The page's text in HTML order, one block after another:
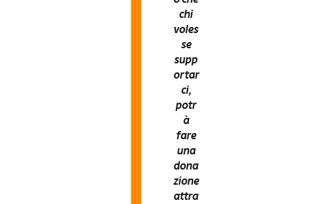
chi
voles
se
supp
ortar
ci,
potr
à
fare
una
dona
zione
attra